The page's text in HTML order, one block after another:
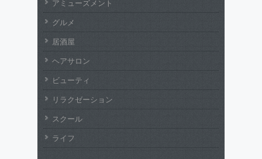
アミューズメント
グルメ
居酒屋
ヘアサロン
ビューティ
リラクゼーション
スクール
ライフ